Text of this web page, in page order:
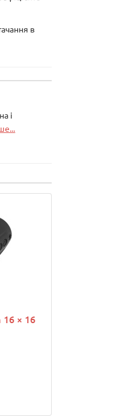
в
і
16 × 16